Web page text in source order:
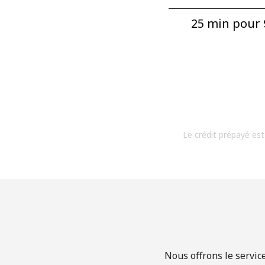
25 min pour
Le crédit prépayé
Nous offrons le